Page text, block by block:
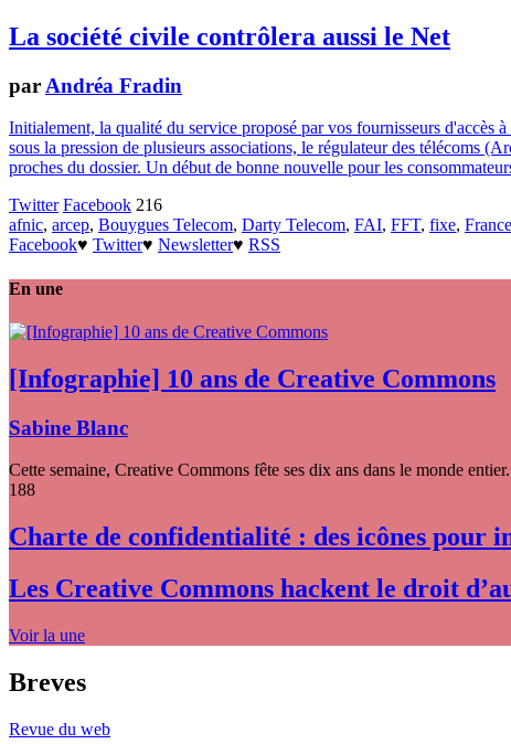
La société civile contrôlera aussi le Net
par Andréa Fradin
Initialement, la qualité du service proposé par vos fournisseurs d'accès
sous la pression de plusieurs associations, le régulateur des télécoms
proches du dossier. Un début de bonne nouvelle pour les
Twitter Facebook 216
afnic, arcep, Bouygues Telecom, Darty Telecom, FAI, FFT, fixe,
Facebook♥ Twitter♥ Newsletter♥ RSS
En une
[Infographie] 10 ans de Creative Commons
Sabine Blanc
Cette semaine, Creative Commons fête ses dix ans dans le monde
188
Charte de confidentialité : des icônes pour
Les Creative Commons hackent le droit
Voir la une
Breves
Revue du web